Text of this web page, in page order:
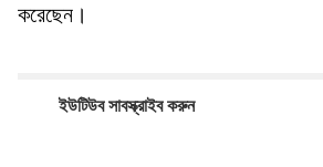
করেছেন।
ইউটিউব সাবস্ক্রাইব করুন